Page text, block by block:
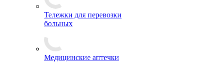
Тележки для перевозки
больных
Медицинские аптечки